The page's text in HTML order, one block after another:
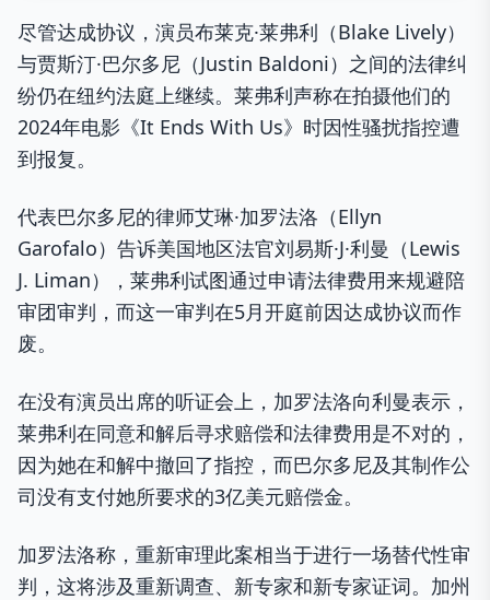
尽管达成协议，演员布莱克·莱弗利（Blake Lively）
与贾斯汀·巴尔多尼（Justin Baldoni）之间的法律纠
纷仍在纽约法庭上继续。莱弗利声称在拍摄他们的
2024年电影《It Ends With Us》时因性骚扰指控遭
到报复。
代表巴尔多尼的律师艾琳·加罗法洛（Ellyn
Garofalo）告诉美国地区法官刘易斯·J·利曼（Lewis
J. Liman），莱弗利试图通过申请法律费用来规避陪
审团审判，而这一审判在5月开庭前因达成协议而作
废。
在没有演员出席的听证会上，加罗法洛向利曼表示，
莱弗利在同意和解后寻求赔偿和法律费用是不对的，
因为她在和解中撤回了指控，而巴尔多尼及其制作公
司没有支付她所要求的3亿美元赔偿金。
加罗法洛称，重新审理此案相当于进行一场替代性审
判，这将涉及重新调查、新专家和新专家证词。加州